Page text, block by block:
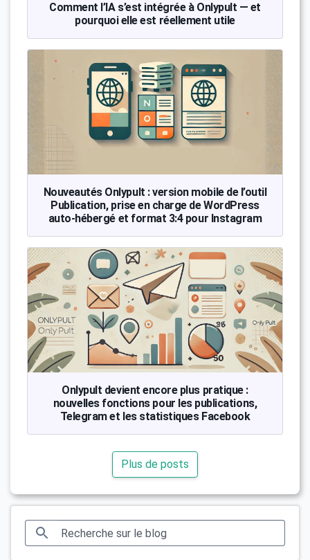
Comment l’IA s’est intégrée à Onlypult — et
pourquoi elle est réellement utile
Nouveautés Onlypult : version mobile de l’outil
Publication, prise en charge de WordPress
auto-hébergé et format 3:4 pour Instagram
Onlypult devient encore plus pratique :
nouvelles fonctions pour les publications,
Telegram et les statistiques Facebook
Plus de posts